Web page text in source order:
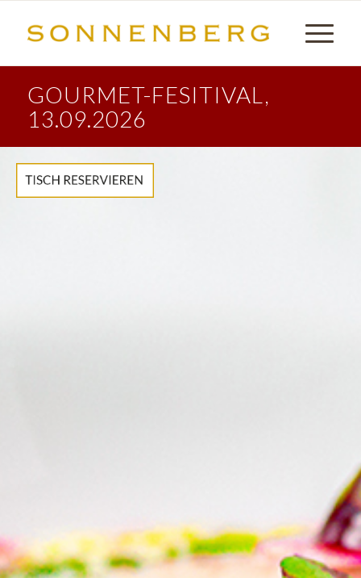
GOURMET-FESITIVAL,
13.09.2026